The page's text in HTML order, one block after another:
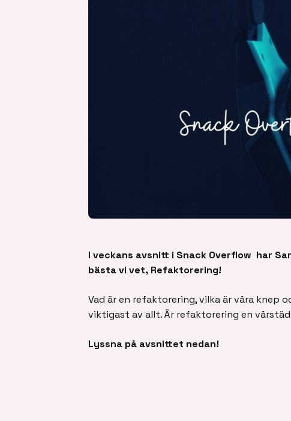
I veckans avsnitt i Snack Overflow har
bästa vi vet, Refaktorering!
Vad är en refaktorering, vilka är våra knep
viktigast av allt. Är refaktorering en
Lyssna på avsnittet nedan!